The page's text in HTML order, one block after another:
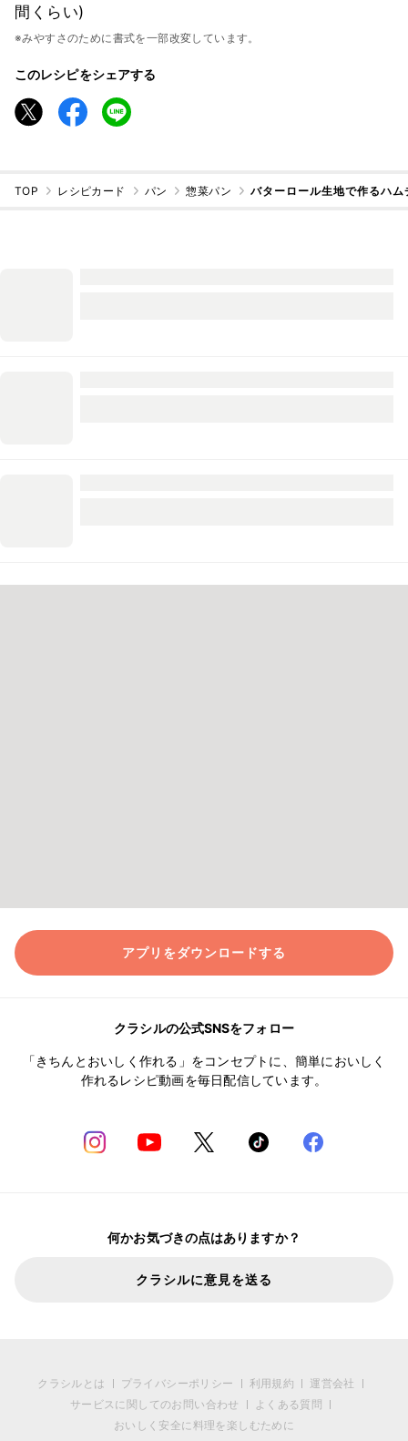
間くらい)
※みやすさのために書式を一部改変しています。
このレシピをシェアする
TOP レシピカード パン 惣菜パン バターロール生地で作るハム
アプリをダウンロードする
クラシルの公式SNSをフォロー
「きちんとおいしく作れる」をコンセプトに、簡単においしく
作れるレシピ動画を毎日配信しています。
何かお気づきの点はありますか？
クラシルに意見を送る
クラシルとは プライバシーポリシー 利用規約
運営会社
サービスに関してのお問い合わせ
よくある質問
おいしく安全に料理を楽しむために